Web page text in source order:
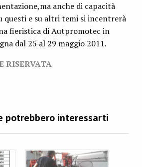
anche di capacità
questi e su altri temi si incentrerà
fieristica di Autpromotec in
dal 25 al 29 maggio 2011.
RISERVATA